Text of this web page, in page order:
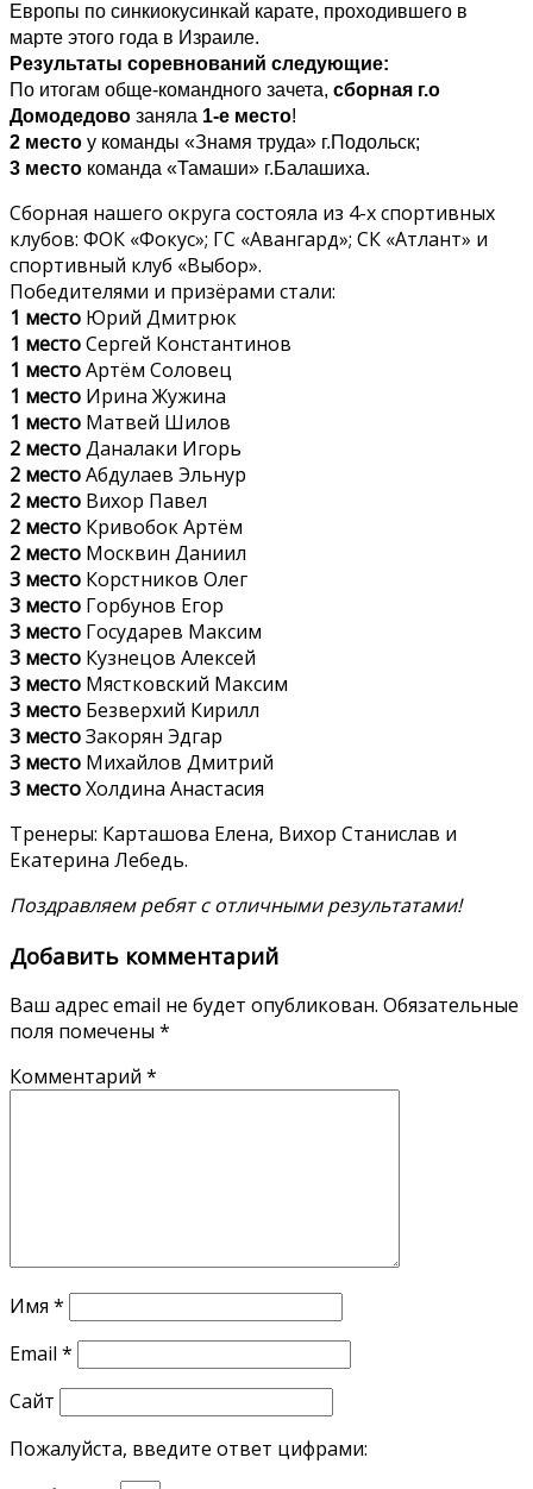
Европы по синкиокусинкай карате, проходившего в
марте этого года в Израиле.
Результаты соревнований следующие:
По итогам обще-командного зачета, сборная г.о
Домодедово заняла 1-е место!
2 место у команды «Знамя труда» г.Подольск;
3 место команда «Тамаши» г.Балашиха.
Сборная нашего округа состояла из 4-х спортивных
клубов: ФОК «Фокус»; ГС «Авангард»; СК «Атлант» и
спортивный клуб «Выбор».
Победителями и призёрами стали:
1 место Юрий Дмитрюк
1 местоСергей Константинов
1 местоАртём Соловец
1 место Ирина Жужина
1 место Матвей Шилов
2 местоДаналаки Игорь
2 местоАбдулаев Эльнур
2 место Вихор Павел
2 место Кривобок Артём
2 место Москвин Даниил
3 место Корстников Олег
3 место Горбунов Егор
3 место Государев Максим
3 место Кузнецов Алексей
3 место Мястковский Максим
3 место Безверхий Кирилл
3 местоЗакорян Эдгар
3 место Михайлов Дмитрий
3 местоХолдина Анастасия
Тренеры: Карташова Елена, Вихор Станислав и
Екатерина Лебедь.
Поздравляем ребят с отличными результатами!
Добавить комментарий
Ваш адрес email не будет опубликован. Обязательные
поля помечены *
Комментарий *
Имя *
Email *
Сайт
Пожалуйста, введите ответ цифрами: